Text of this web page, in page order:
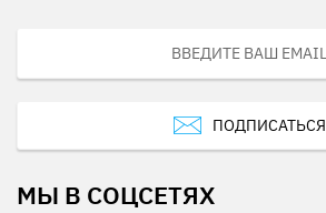
ПОДПИСАТЬСЯ
МЫ В СОЦСЕТЯХ